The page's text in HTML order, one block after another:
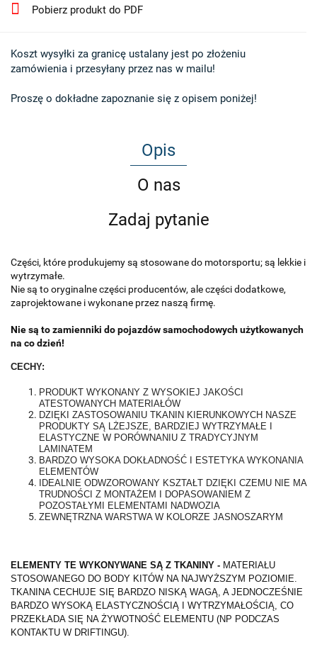
Pobierz produkt do PDF
Koszt wysyłki za granicę ustalany jest po złożeniu
zamówienia i przesyłany przez nas w mailu!
Proszę o dokładne zapoznanie się z opisem poniżej!
Opis
O nas
Zadaj pytanie
Części, które produkujemy są stosowane do motorsportu; są lekkie i
wytrzymałe.
Nie są to oryginalne części producentów, ale części dodatkowe,
zaprojektowane i wykonane przez naszą firmę.
Nie są to zamienniki do pojazdów samochodowych użytkowanych
na co dzień!
CECHY:
PRODUKT WYKONANY Z WYSOKIEJ JAKOŚCI
ATESTOWANYCH MATERIAŁÓW
DZIĘKI ZASTOSOWANIU TKANIN KIERUNKOWYCH NASZE
PRODUKTY SĄ LŻEJSZE, BARDZIEJ WYTRZYMAŁE I
ELASTYCZNE W PORÓWNANIU Z TRADYCYJNYM
LAMINATEM
BARDZO WYSOKA DOKŁADNOŚĆ I ESTETYKA WYKONANIA
ELEMENTÓW
IDEALNIE ODWZOROWANY KSZTAŁT DZIĘKI CZEMU NIE MA
TRUDNOŚCI Z MONTAŻEM I DOPASOWANIEM Z
POZOSTAŁYMI ELEMENTAMI NADWOZIA
ZEWNĘTRZNA WARSTWA W KOLORZE JASNOSZARYM
ELEMENTY TE WYKONYWANE SĄ Z TKANINY - MATERIAŁU
STOSOWANEGO DO BODY KITÓW NA NAJWYŻSZYM POZIOMIE.
TKANINA CECHUJE SIĘ BARDZO NISKĄ WAGĄ, A JEDNOCZEŚNIE
BARDZO WYSOKĄ ELASTYCZNOŚCIĄ I WYTRZYMAŁOŚCIĄ, CO
PRZEKŁADA SIĘ NA ŻYWOTNOŚĆ ELEMENTU (NP PODCZAS
KONTAKTU W DRIFTINGU).